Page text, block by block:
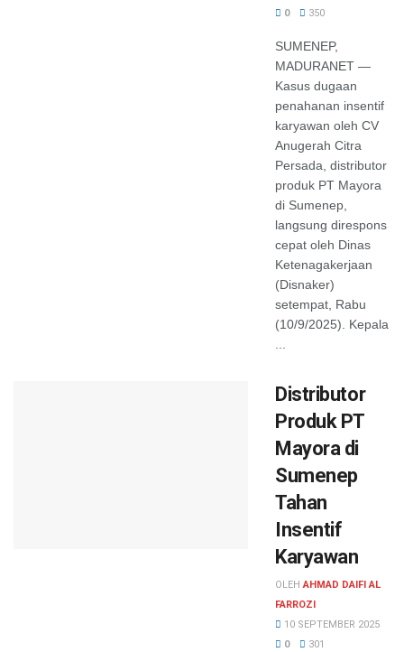
0
350
SUMENEP,
MADURANET —
Kasus dugaan
penahanan insentif
karyawan oleh CV
Anugerah Citra
Persada, distributor
produk PT Mayora
di Sumenep,
langsung direspons
cepat oleh Dinas
Ketenagakerjaan
(Disnaker)
setempat, Rabu
(10/9/2025). Kepala
Distributor
Produk PT
Mayora di
Sumenep
Tahan
Insentif
Karyawan
OLEH AHMAD DAIFI AL
FARROZI
10 SEPTEMBER 2025
0
301